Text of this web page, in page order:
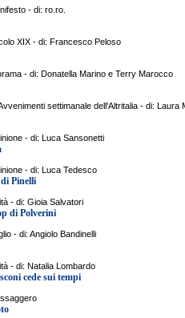
- di: ro.ro.
XIX - di: Francesco Peloso
- di: Donatella Marino e Terry Marocco
settimanale dell'Altritalia - di: Laura
- di: Luca Sansonetti
- di: Luca Tedesco
Pinelli
- di: Gioia Salvatori
di Polverini
- di: Angiolo Bandinelli
- di: Natalia Lombardo
cede sui tempi